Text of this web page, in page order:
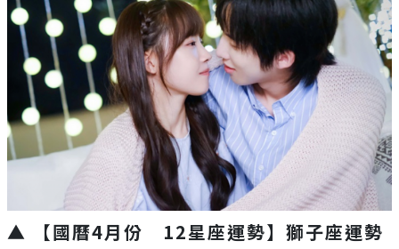
▲ 【國曆4月份 12星座運勢】獅子座運勢